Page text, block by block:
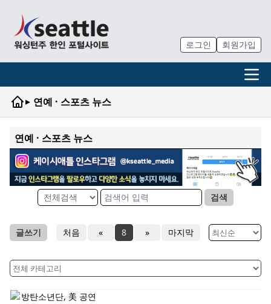
로그인 회원가입
▸ 연예 · 스포츠 뉴스
연예 · 스포츠 뉴스
검색
글쓰기 처음 « 8 » 마지막